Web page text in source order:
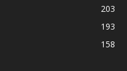
203
193
158